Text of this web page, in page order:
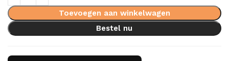
Toevoegen aan winkelwagen
Bestel nu